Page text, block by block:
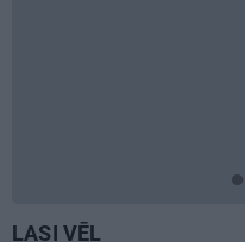
LASI VĒL